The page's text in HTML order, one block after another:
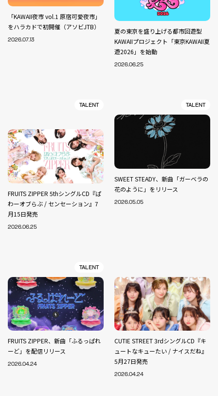
「KAWAII夜市 vol.1 原宿可愛夜市」
をハラカドで初開催（アソビJTB）
2026.07.13
夏の東京を盛り上げる都市回遊型
KAWAIIプロジェクト「東京KAWAII夏
遊2026」を始動
2026.06.25
TALENT
FRUITS ZIPPER 5thシングルCD『ぱ
わーオブらぶ / センセーション』7
月15日発売
2026.06.25
TALENT
SWEET STEADY、新曲「ガーベラの
花のように」をリリース
2026.05.05
TALENT
FRUITS ZIPPER、新曲「ふるっぱれ
ーど」を配信リリース
2026.04.24
CUTIE STREET 3rdシングルCD『キ
ュートなキューたい / ナイスだね』
5月27日発売
2026.04.24